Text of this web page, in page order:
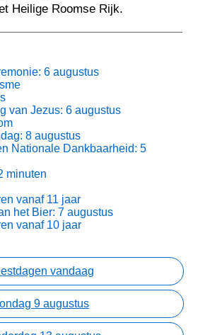
Heilige Roomse Rijk.
6 augustus
van Jezus: 6 augustus
8 augustus
Nationale Dankbaarheid: 5
minuten
vanaf 11 jaar
het Bier: 7 augustus
vanaf 10 jaar
vandaag
9 augustus